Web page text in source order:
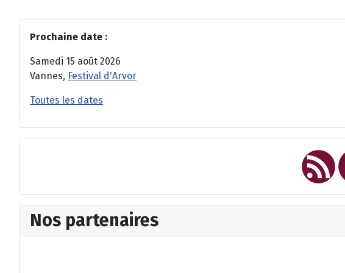
Prochaine date :
Samedi 15 août 2026
Vannes, Festival d'Arvor
Toutes les dates
Nos partenaires